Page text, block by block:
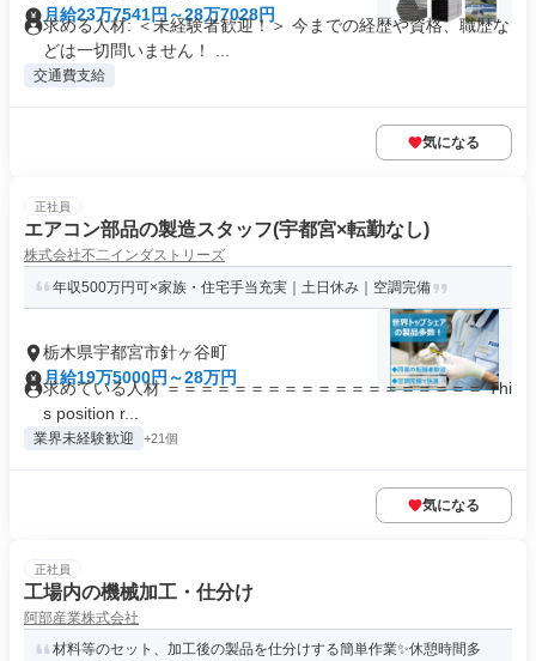
月給23万7541円～28万7028円
求める人材: ＜未経験者歓迎！＞ 今までの経歴や資格、職歴な
どは一切問いません！ ...
交通費支給
気になる
正社員
エアコン部品の製造スタッフ(宇都宮×転勤なし)
株式会社不二インダストリーズ
年収500万円可×家族・住宅手当充実｜土日休み｜空調完備
栃木県宇都宮市針ヶ谷町
月給19万5000円～28万円
求めている人材 ＝＝＝＝＝＝＝＝＝＝＝＝＝＝＝＝＝＝＝ Thi
s position r...
業界未経験歓迎 +21個
気になる
正社員
工場内の機械加工・仕分け
阿部産業株式会社
材料等のセット、加工後の製品を仕分けする簡単作業✨休憩時間多